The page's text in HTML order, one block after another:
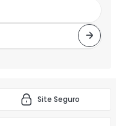
Site Seguro